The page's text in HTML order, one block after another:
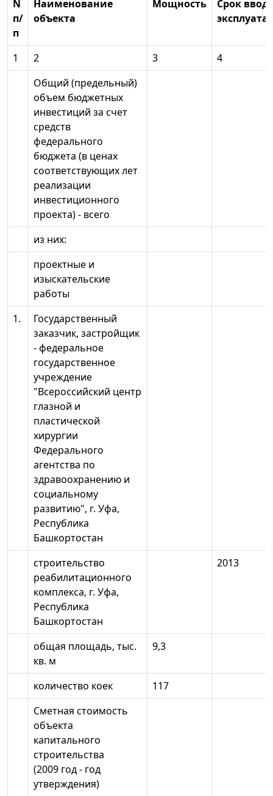
N
п/
п
Наименование
объекта
Мощность
Срок
1 2 3
4
Общий (предельный)
объем бюджетных
инвестиций за счет
средств
федерального
бюджета (в ценах
соответствующих лет
реализации
инвестиционного
проекта) - всего
из них:
проектные и
изыскательские
работы
1.
Государственный
заказчик, застройщик
- федеральное
государственное
учреждение
"Всероссийский центр
глазной и
пластической
хирургии
Федерального
агентства по
здравоохранению и
социальному
развитию", г. Уфа,
Республика
Башкортостан
строительство
реабилитационного
комплекса, г. Уфа,
Республика
Башкортостан
2013
общая площадь, тыс.
кв. м
9,3
количество коек
117
Сметная стоимость
объекта
капитального
строительства
(2009 год - год
утверждения)